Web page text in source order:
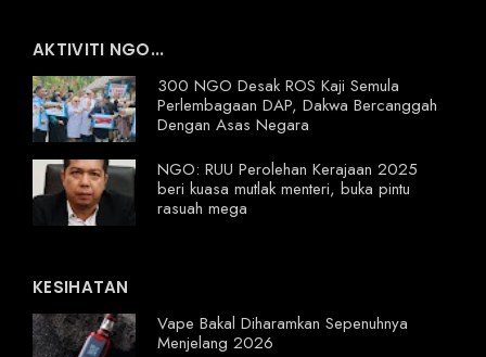
AKTIVITI NGO...
300 NGO Desak ROS Kaji Semula
Perlembagaan DAP, Dakwa Bercanggah
Dengan Asas Negara
NGO: RUU Perolehan Kerajaan 2025
beri kuasa mutlak menteri, buka pintu
rasuah mega
KESIHATAN
Vape Bakal Diharamkan Sepenuhnya
Menjelang 2026